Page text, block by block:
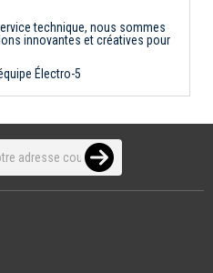
technique, nous sommes
innovantes et créatives pour
Électro-5